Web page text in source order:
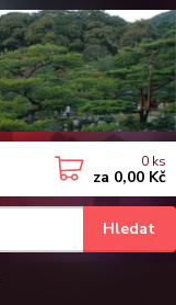
Hledat
0 ks
za 0,00 Kč